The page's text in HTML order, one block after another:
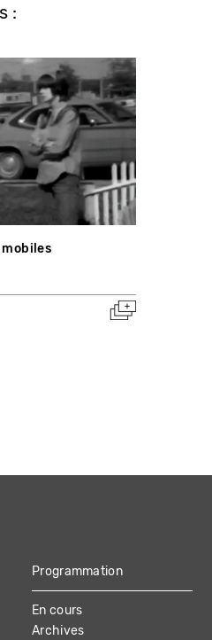
:
mobiles
Programmation
En cours
Archives